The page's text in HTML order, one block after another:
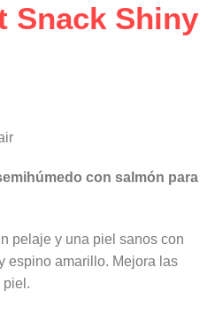
Snack Shiny
con salmón para
pelaje y una piel sanos con
espino amarillo. Mejora las
piel.